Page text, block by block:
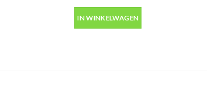
verkeers rood 400ml Motip 07088 aantal
IN WINKELWAGEN